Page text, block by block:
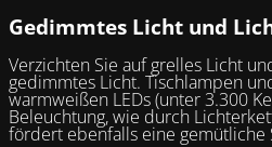
Gedimmtes Licht und
Verzichten Sie auf grelles Licht
gedimmtes Licht. Tischlampen
warmweißen LEDs (unter 3.300
Beleuchtung, wie durch
fördert ebenfalls eine gemütliche